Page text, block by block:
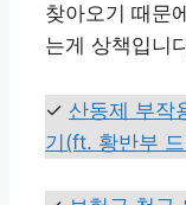
찾아오기 때문
는게 상책입니
✓ 산동제 부작
기(ft. 황반부